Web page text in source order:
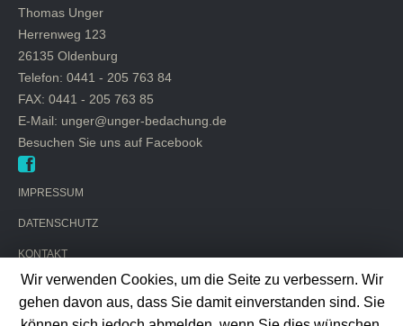
Thomas Unger
Herrenweg 123
26135 Oldenburg
Telefon: 0441 - 205 763 84
FAX: 0441 - 205 763 85
E-Mail: unger@unger-bedachung.de
Besuchen Sie uns auf Facebook
IMPRESSUM
DATENSCHUTZ
KONTAKT
© Dachtechnik Unger UG
Wir verwenden Cookies, um die Seite zu verbessern. Wir
gehen davon aus, dass Sie damit einverstanden sind. Sie